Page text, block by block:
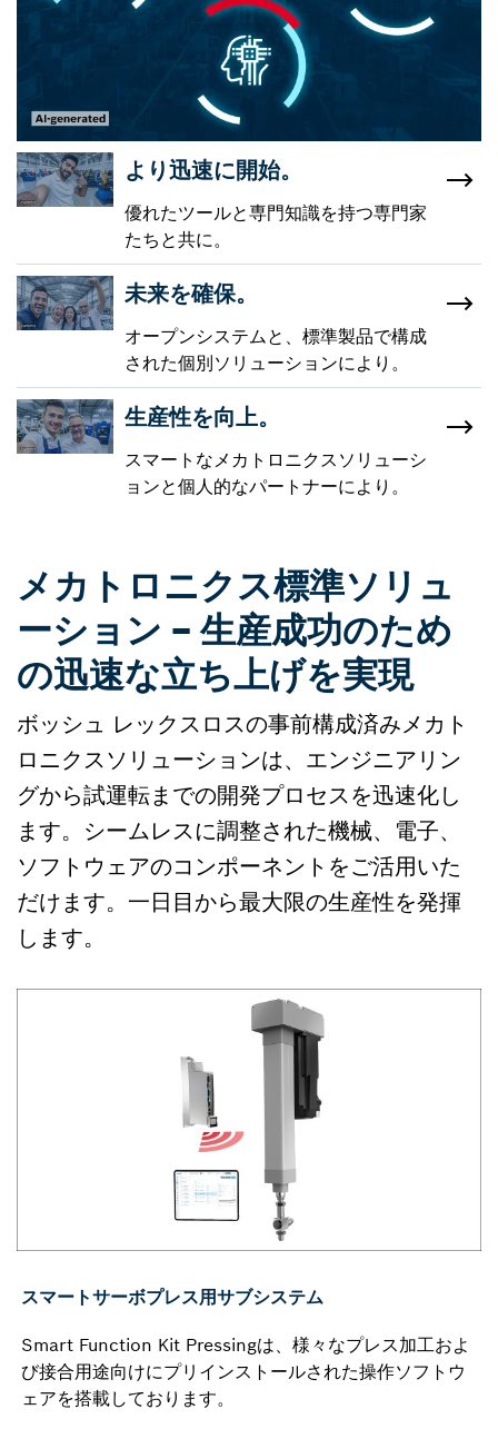
より迅速に開始。
優れたツールと専門知識を持つ専門家
たちと共に。
未来を確保。
オープンシステムと、標準製品で構成
された個別ソリューションにより。
生産性を向上。
スマートなメカトロニクスソリューシ
ョンと個人的なパートナーにより。
メカトロニクス標準ソリュ
ーション – 生産成功のため
の迅速な立ち上げを実現
ボッシュ レックスロスの事前構成済みメカト
ロニクスソリューションは、エンジニアリン
グから試運転までの開発プロセスを迅速化し
ます。シームレスに調整された機械、電子、
ソフトウェアのコンポーネントをご活用いた
だけます。一日目から最大限の生産性を発揮
します。
スマートサーボプレス用サブシステム
Smart Function Kit Pressingは、様々なプレス加工およ
び接合用途向けにプリインストールされた操作ソフトウ
ェアを搭載しております。